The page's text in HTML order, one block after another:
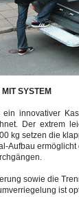
SYSTEM
ein innovativer
Der extrem
kg setzen die
Aufbau
sowie die
ist